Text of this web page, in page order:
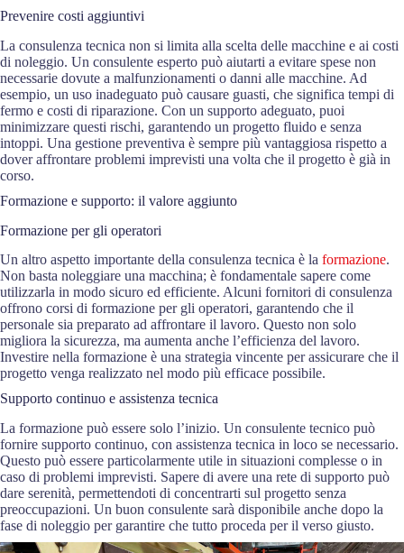
Prevenire costi aggiuntivi
La consulenza tecnica non si limita alla scelta delle macchine e ai costi
di noleggio. Un consulente esperto può aiutarti a evitare spese non
necessarie dovute a malfunzionamenti o danni alle macchine. Ad
esempio, un uso inadeguato può causare guasti, che significa tempi di
fermo e costi di riparazione. Con un supporto adeguato, puoi
minimizzare questi rischi, garantendo un progetto fluido e senza
intoppi. Una gestione preventiva è sempre più vantaggiosa rispetto a
dover affrontare problemi imprevisti una volta che il progetto è già in
corso.
Formazione e supporto: il valore aggiunto
Formazione per gli operatori
Un altro aspetto importante della consulenza tecnica è la formazione.
Non basta noleggiare una macchina; è fondamentale sapere come
utilizzarla in modo sicuro ed efficiente. Alcuni fornitori di consulenza
offrono corsi di formazione per gli operatori, garantendo che il
personale sia preparato ad affrontare il lavoro. Questo non solo
migliora la sicurezza, ma aumenta anche l’efficienza del lavoro.
Investire nella formazione è una strategia vincente per assicurare che il
progetto venga realizzato nel modo più efficace possibile.
Supporto continuo e assistenza tecnica
La formazione può essere solo l’inizio. Un consulente tecnico può
fornire supporto continuo, con assistenza tecnica in loco se necessario.
Questo può essere particolarmente utile in situazioni complesse o in
caso di problemi imprevisti. Sapere di avere una rete di supporto può
dare serenità, permettendoti di concentrarti sul progetto senza
preoccupazioni. Un buon consulente sarà disponibile anche dopo la
fase di noleggio per garantire che tutto proceda per il verso giusto.